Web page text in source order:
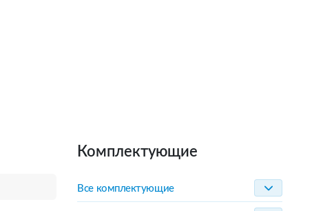
Комплектующие
Все комплектующие